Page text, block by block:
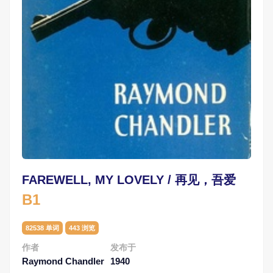
FAREWELL, MY LOVELY / 再见，吾爱
B1
82538 单词 443 浏览
作者
Raymond Chandler
发布于
1940